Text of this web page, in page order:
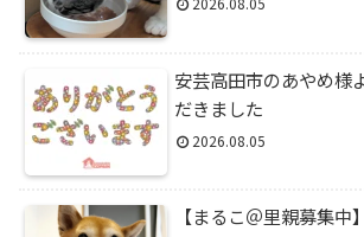
安芸高田市のあやめ様
だきました
2026.08.05
【まるこ＠里親募集